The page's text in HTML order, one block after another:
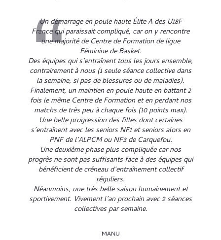
Un démarrage en poule haute Élite A des U18F
France qui paraissait compliqué, car on y rencontre
une majorité de Centre de Formation de ligue
Féminine de Basket.
Des équipes qui s’entraînent tous les jours ensemble,
contrairement à nous (1 seule séance collective dans
la semaine, si pas de blessures ou de maladies).
Finalement, un maintien en poule haute en battant 2
fois le même Centre de Formation et en perdant nos
matchs de très peu à chaque fois (10 points max).
Une belle progression des filles dont certaines
s’entraînent avec les seniors NF1 et seniors alors en
PNF de l’ALPCM ou NF3 de Carquefou.
Une deuxième phase plus compliquée car nos
progrès ne sont pas suffisants face à des équipes qui
bénéficient de créneau d’entraînement collectif
réguliers.
Néanmoins, une très belle saison humainement et
sportivement. Vivement l’an prochain avec 2 séances
collectives par semaine.
MANU